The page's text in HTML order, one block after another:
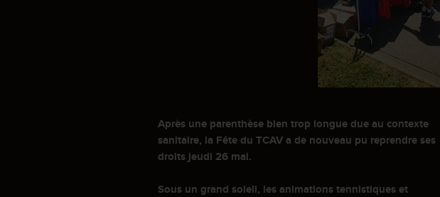
Après une parenthèse bien trop longue due au contexte
sanitaire, la Fête du TCAV a de nouveau pu reprendre ses
droits jeudi 26 mai.
Sous un grand soleil, les animations tennistiques et